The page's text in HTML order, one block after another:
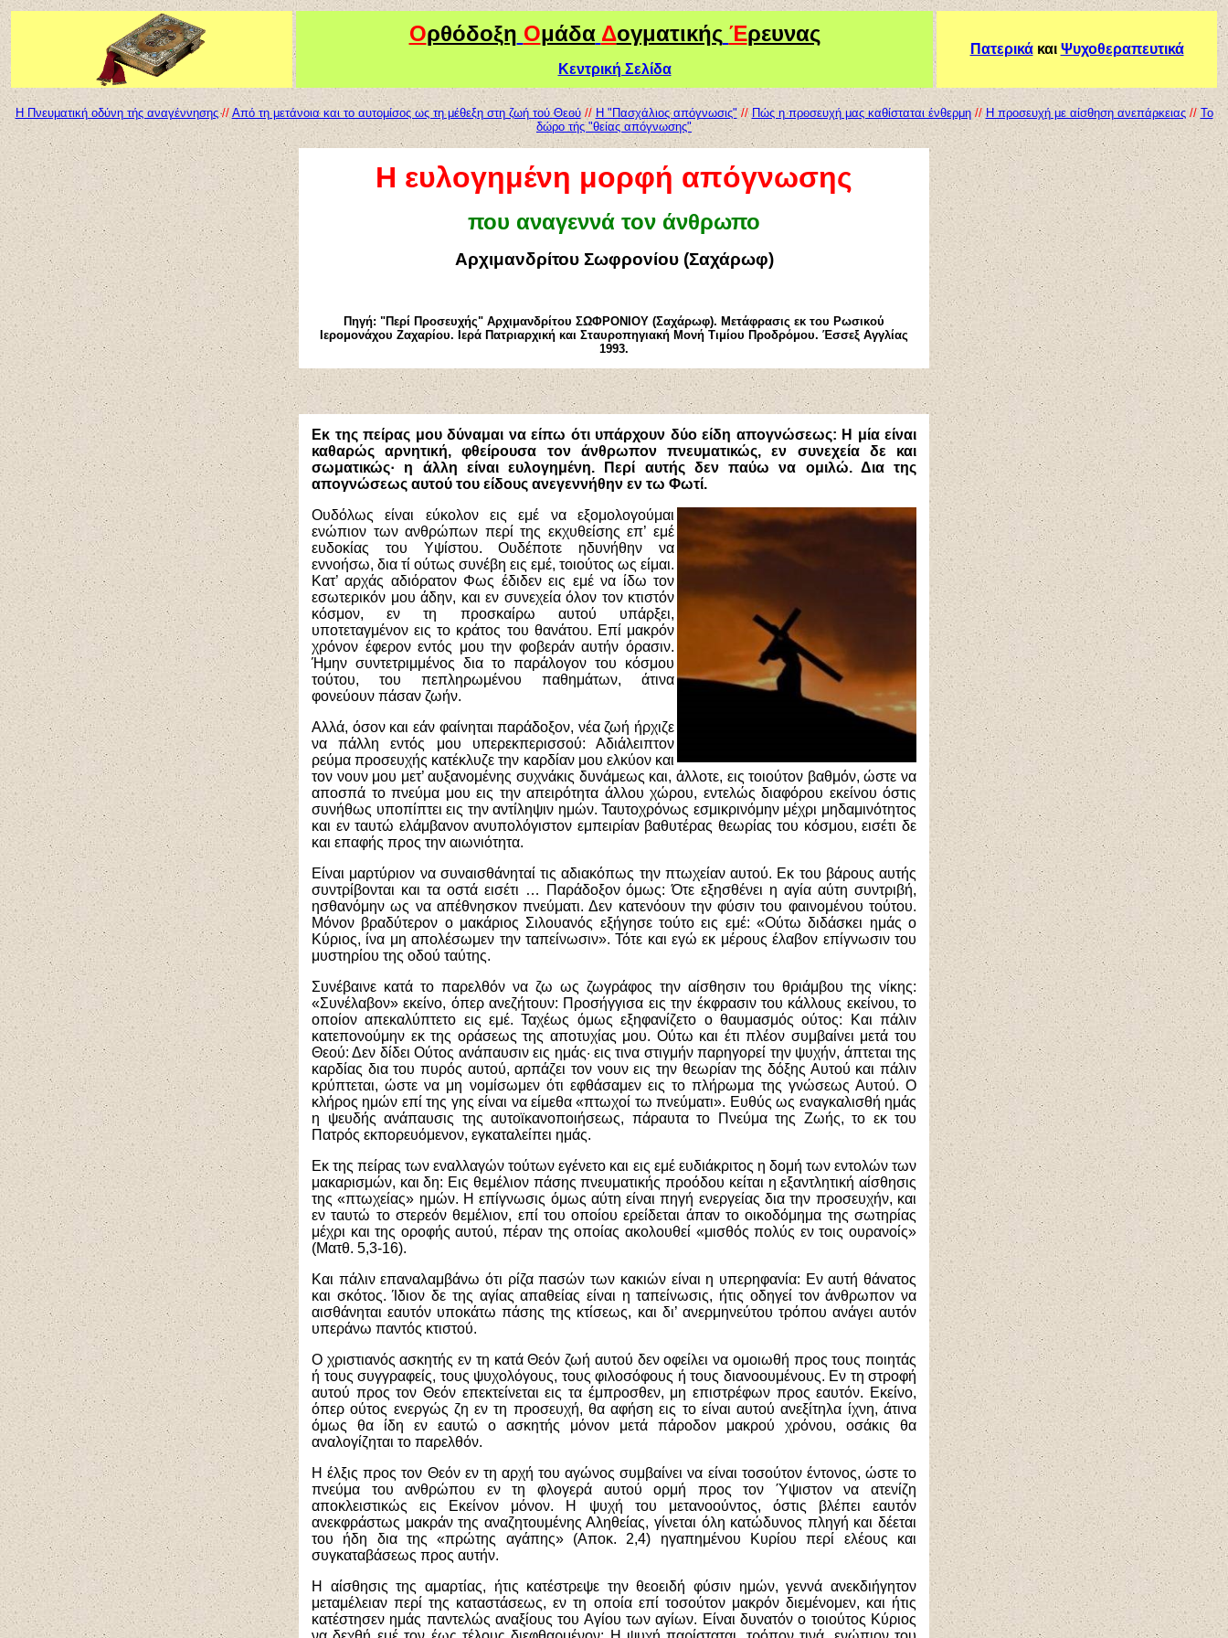
Ορθόδοξη Ομάδα Δογματικής Έρευνας
Κεντρική Σελίδα
Πατερικά και Ψυχοθεραπευτικά
Η Πνευματική οδύνη τής αναγέννησης// Από τη μετάνοια και το αυτομίσος ως τη μέθεξη στη ζωή τού Θεού// Η "Πασχάλιος απόγνωσις" //Πώς η προσευχή μας καθίσταται ένθερμη//Η προσευχή με αίσθηση ανεπάρκειας//Το
δώρο τής "θείας απόγνωσης"
Η ευλογημένη μορφή απόγνωσης
που αναγεννά τον άνθρωπο
Αρχιμανδρίτου Σωφρονίου (Σαχάρωφ)
Πηγή: "Περί Προσευχής" Αρχιμανδρίτου ΣΩΦΡΟΝΙΟΥ (Σαχάρωφ). Μετάφρασις εκ του Ρωσικού
Ιερομονάχου Ζαχαρίου. Ιερά Πατριαρχική και Σταυροπηγιακή Μονή Τιμίου Προδρόμου. Έσσεξ Αγγλίας
1993.
Εκ της πείρας μου δύναμαι να είπω ότι υπάρχουν δύο είδη απογνώσεως: Η μία είναι
καθαρώς αρνητική, φθείρουσα τον άνθρωπον πνευματικώς, εν συνεχεία δε και
σωματικώς· η άλλη είναι ευλογημένη. Περί αυτής δεν παύω να ομιλώ. Δια της
απογνώσεως αυτού του είδους ανεγεννήθην εν τω Φωτί.
Ουδόλως είναι εύκολον εις εμέ να εξομολογούμαι
ενώπιον των ανθρώπων περί της εκχυθείσης επ’ εμέ
ευδοκίας του Υψίστου. Ουδέποτε ηδυνήθην να
εννοήσω, δια τί ούτως συνέβη εις εμέ, τοιούτος ως είμαι.
Κατ’ αρχάς αδιόρατον Φως έδιδεν εις εμέ να ίδω τον
εσωτερικόν μου άδην, και εν συνεχεία όλον τον κτιστόν
κόσμον, εν τη προσκαίρω αυτού υπάρξει,
υποτεταγμένον εις το κράτος του θανάτου. Επί μακρόν
χρόνον έφερον εντός μου την φοβεράν αυτήν όρασιν.
Ήμην συντετριμμένος δια το παράλογον του κόσμου
τούτου, του πεπληρωμένου παθημάτων, άτινα
φονεύουν πάσαν ζωήν.
Αλλά, όσον και εάν φαίνηται παράδοξον, νέα ζωή ήρχιζε
να πάλλη εντός μου υπερεκπερισσού: Αδιάλειπτον
ρεύμα προσευχής κατέκλυζε την καρδίαν μου ελκύον και
τον νουν μου μετ’ αυξανομένης συχνάκις δυνάμεως και, άλλοτε, εις τοιούτον βαθμόν, ώστε να
αποσπά το πνεύμα μου εις την απειρότητα άλλου χώρου, εντελώς διαφόρου εκείνου όστις
συνήθως υποπίπτει εις την αντίληψιν ημών. Ταυτοχρόνως εσμικρινόμην μέχρι μηδαμινότητος
και εν ταυτώ ελάμβανον ανυπολόγιστον εμπειρίαν βαθυτέρας θεωρίας του κόσμου, εισέτι δε
και επαφής προς την αιωνιότητα.
Είναι μαρτύριον να συναισθάνηταί τις αδιακόπως την πτωχείαν αυτού. Εκ του βάρους αυτής
συντρίβονται και τα οστά εισέτι … Παράδοξον όμως: Ότε εξησθένει η αγία αύτη συντριβή,
ησθανόμην ως να απέθνησκον πνεύματι. Δεν κατενόουν την φύσιν του φαινομένου τούτου.
Μόνον βραδύτερον ο μακάριος Σιλουανός εξήγησε τούτο εις εμέ: «Ούτω διδάσκει ημάς ο
Κύριος, ίνα μη απολέσωμεν την ταπείνωσιν». Τότε και εγώ εκ μέρους έλαβον επίγνωσιν του
μυστηρίου της οδού ταύτης.
Συνέβαινε κατά το παρελθόν να ζω ως ζωγράφος την αίσθησιν του θριάμβου της νίκης:
«Συνέλαβον» εκείνο, όπερ ανεζήτουν: Προσήγγισα εις την έκφρασιν του κάλλους εκείνου, το
οποίον απεκαλύπτετο εις εμέ. Ταχέως όμως εξηφανίζετο ο θαυμασμός ούτος: Και πάλιν
κατεπονούμην εκ της οράσεως της αποτυχίας μου. Ούτω και έτι πλέον συμβαίνει μετά του
Θεού: Δεν δίδει Ούτος ανάπαυσιν εις ημάς· εις τινα στιγμήν παρηγορεί την ψυχήν, άπτεται της
καρδίας δια του πυρός αυτού, αρπάζει τον νουν εις την θεωρίαν της δόξης Αυτού και πάλιν
κρύπτεται, ώστε να μη νομίσωμεν ότι εφθάσαμεν εις το πλήρωμα της γνώσεως Αυτού. Ο
κλήρος ημών επί της γης είναι να είμεθα «πτωχοί τω πνεύματι». Ευθύς ως εναγκαλισθή ημάς
η ψευδής ανάπαυσις της αυτοϊκανοποιήσεως, πάραυτα το Πνεύμα της Ζωής, το εκ του
Πατρός εκπορευόμενον, εγκαταλείπει ημάς.
Εκ της πείρας των εναλλαγών τούτων εγένετο και εις εμέ ευδιάκριτος η δομή των εντολών των
μακαρισμών, και δη: Εις θεμέλιον πάσης πνευματικής προόδου κείται η εξαντλητική αίσθησις
της «πτωχείας» ημών. Η επίγνωσις όμως αύτη είναι πηγή ενεργείας δια την προσευχήν, και
εν ταυτώ το στερεόν θεμέλιον, επί του οποίου ερείδεται άπαν το οικοδόμημα της σωτηρίας
μέχρι και της οροφής αυτού, πέραν της οποίας ακολουθεί «μισθός πολύς εν τοις ουρανοίς»
(Ματθ. 5,3-16).
Και πάλιν επαναλαμβάνω ότι ρίζα πασών των κακιών είναι η υπερηφανία: Εν αυτή θάνατος
και σκότος. Ίδιον δε της αγίας απαθείας είναι η ταπείνωσις, ήτις οδηγεί τον άνθρωπον να
αισθάνηται εαυτόν υποκάτω πάσης της κτίσεως, και δι’ ανερμηνεύτου τρόπου ανάγει αυτόν
υπεράνω παντός κτιστού.
Ο χριστιανός ασκητής εν τη κατά Θεόν ζωή αυτού δεν οφείλει να ομοιωθή προς τους ποιητάς
ή τους συγγραφείς, τους ψυχολόγους, τους φιλοσόφους ή τους διανοουμένους. Εν τη στροφή
αυτού προς τον Θεόν επεκτείνεται εις τα έμπροσθεν, μη επιστρέφων προς εαυτόν. Εκείνο,
όπερ ούτος ενεργώς ζη εν τη προσευχή, θα αφήση εις το είναι αυτού ανεξίτηλα ίχνη, άτινα
όμως θα ίδη εν εαυτώ ο ασκητής μόνον μετά πάροδον μακρού χρόνου, οσάκις θα
αναλογίζηται το παρελθόν.
Η έλξις προς τον Θεόν εν τη αρχή του αγώνος συμβαίνει να είναι τοσούτον έντονος, ώστε το
πνεύμα του ανθρώπου εν τη φλογερά αυτού ορμή προς τον Ύψιστον να ατενίζη
αποκλειστικώς εις Εκείνον μόνον. Η ψυχή του μετανοούντος, όστις βλέπει εαυτόν
ανεκφράστως μακράν της αναζητουμένης Αληθείας, γίνεται όλη κατώδυνος πληγή και δέεται
του ήδη δια της «πρώτης αγάπης» (Αποκ. 2,4) ηγαπημένου Κυρίου περί ελέους και
συγκαταβάσεως προς αυτήν.
Η αίσθησις της αμαρτίας, ήτις κατέστρεψε την θεοειδή φύσιν ημών, γεννά ανεκδιήγητον
μεταμέλειαν περί της καταστάσεως, εν τη οποία επί τοσούτον μακρόν διεμένομεν, και ήτις
κατέστησεν ημάς παντελώς αναξίους του Αγίου των αγίων. Είναι δυνατόν ο τοιούτος Κύριος